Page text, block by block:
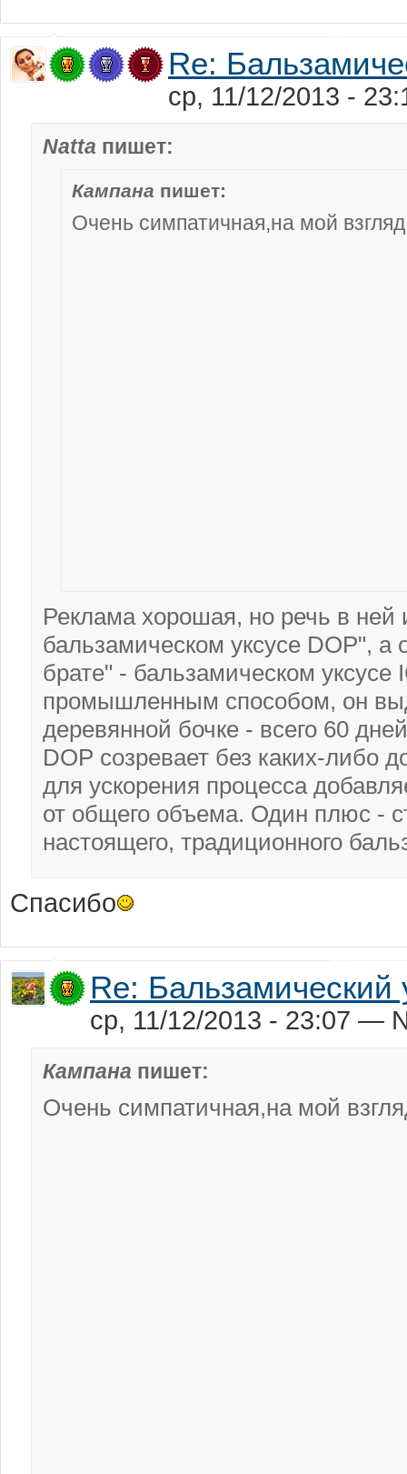
Re:
ср, 11/12/2013 -
Natta пишет:
Кампана пишет:
Очень симпатичная,на мой
Реклама хорошая, но речь в ней
бальзамическом уксусе DOP",
брате" - бальзамическом уксусе
промышленным способом, он
деревянной бочке - всего 60
DOP созревает без каких-либо
для ускорения процесса
от общего объема. Один плюс -
настоящего, традиционного
Спасибо
Re: Бальзамический
ср, 11/12/2013 - 23:07 —
Кампана пишет:
Очень симпатичная,на мой